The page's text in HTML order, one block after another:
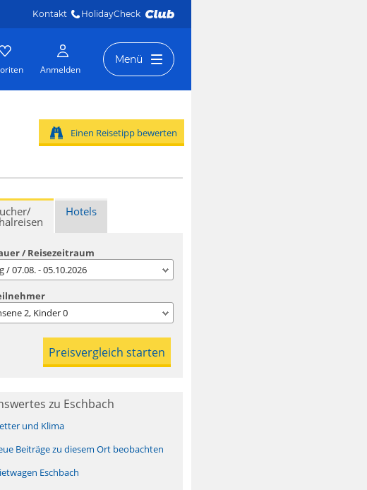
Kontakt HolidayCheck
Anmelden
Menü
Einen Reisetipp bewerten
Hotels
/ Reisezeitraum
/ 07.08. - 05.10.2026
2, Kinder0
zu Eschbach
und Klima
Beiträge zu diesem Ort beobachten
Eschbach